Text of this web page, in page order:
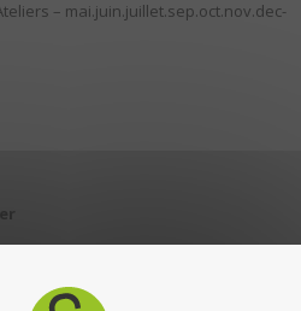
– mai.juin.juillet.sep.oct.nov.dec-